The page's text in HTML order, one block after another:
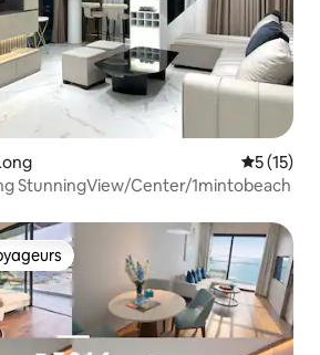
5 (15)
StunningView/Center/1mintobeach
les plus appréciés